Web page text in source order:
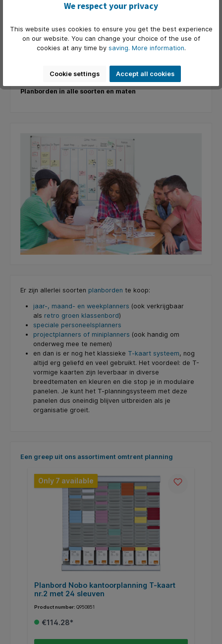
hem of haar te doen staat terwijl de rest van het team
Het grote voordeel van een planbord is dat alle collega’s
in één oogopslag kunnen zien wat de planning van de dag,
de week of de maand is. Bovendien, het planbord is zo
Planborden in alle soorten en maten
Er zijn allerlei soorten planborden te koop:
jaar-, maand- en weekplanners (ook verkrijgbaar
als retro groen klassenbord)
speciale personeelsplanners
projectplanners of miniplanners (ook handig om
onderweg mee te nemen)
en dan is er nog het klassieke T-kaart systeem, nog
altijd erg geliefd en veel gebruikt. Het voordeel: de T-
vormige kaarten zijn leverbaar in diverse
breedtematen en kleuren en die stop je in modulaire
panelen. Je kunt het T-planningsysteem met deze
panelen dus oneindig blijven uitbreiden als je
organisatie groeit.
Skip product gallery
Een greep uit ons assortiment omtrent planning
Only 7 available
Planbord Nobo kantoorplanning T-kaart
nr.2 met 24 sleuven
Product number: Q950851
€114.28*
We respect your privacy
This website uses cookies to ensure you get the best experience
on our website. You can change your choice of the use of
cookies at any time by saving. More information.
Cookie settings Accept all cookies